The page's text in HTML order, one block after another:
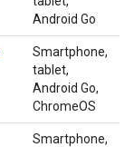
Android Go
Smartphone,
tablet,
Android Go,
ChromeOS
Smartphone,